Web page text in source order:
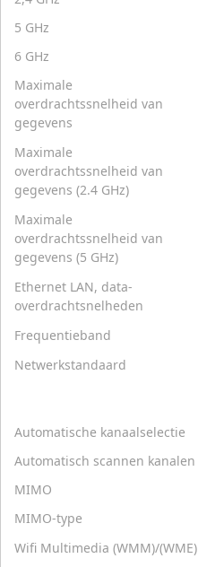
5 GHz
6 GHz
Maximale
overdrachtssnelheid van
gegevens
Maximale
overdrachtssnelheid van
gegevens (2.4 GHz)
Maximale
overdrachtssnelheid van
gegevens (5 GHz)
Ethernet LAN, data-
overdrachtsnelheden
Frequentieband
Netwerkstandaard
Automatische kanaalselectie
Automatisch scannen kanalen
MIMO
MIMO-type
Wifi Multimedia (WMM)/(WME)